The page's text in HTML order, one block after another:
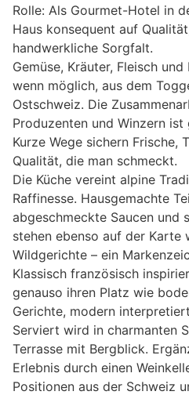
Rolle: Als Gourmet-Hotel in
Haus konsequent auf
handwerkliche Sorgfalt.
Gemüse, Kräuter, Fleisch
wenn möglich, aus dem
Ostschweiz. Die
Produzenten und Winzern
Kurze Wege sichern Frische,
Qualität, die man schmeckt.
Die Küche vereint alpine
Raffinesse. Hausgemachte
abgeschmeckte Saucen und
stehen ebenso auf der Karte
Wildgerichte – ein
Klassisch französisch
genauso ihren Platz wie
Gerichte, modern
Serviert wird in charmanten
Terrasse mit Bergblick.
Erlebnis durch einen
Positionen aus der Schweiz